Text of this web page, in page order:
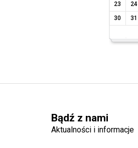
23
24
30
31
Bądź z nami
Aktualności i informacje